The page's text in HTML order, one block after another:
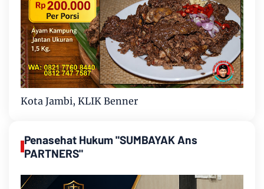
Kota Jambi, KLIK Benner
Penasehat Hukum "SUMBAYAK Ans
PARTNERS"